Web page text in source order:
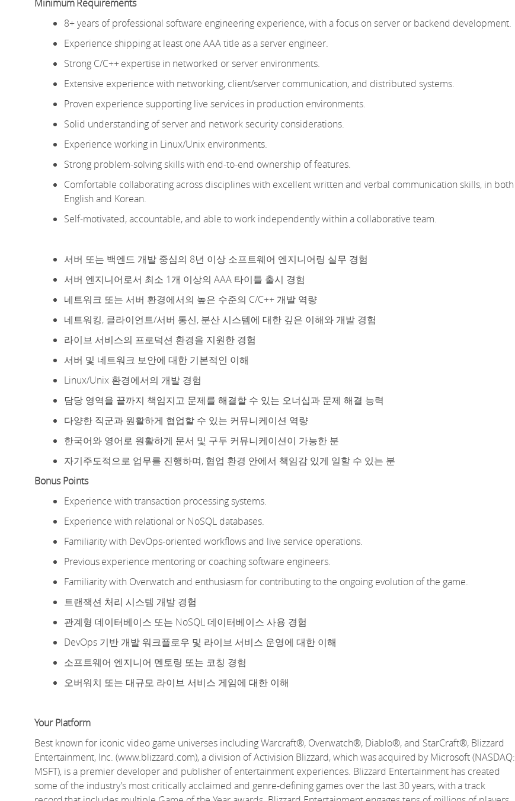
MinimumRequirements
8+ years of professional software engineering experience, with a focus on server or backend development.
Experience shipping at least one AAA title as a server engineer.
Strong C/C++expertise in networked or server environments.
Extensive experience with networking, client/server communication, and distributed systems.
Proven experience supporting live services in production environments.
Solid understanding of server and network security considerations.
Experience working in Linux/Unix environments.
Strong problem‑solvingskills with end‑to‑end ownership of features.
Comfortable collaborating across disciplines with excellent written and verbal communication skills, in both
English and Korean.
Self‑motivated, accountable, and able to work independently within a collaborative team.
서버 또는 백엔드 개발 중심의 8년 이상 소프트웨어 엔지니어링 실무 경험
서버 엔지니어로서 최소 1개 이상의 AAA 타이틀 출시 경험
네트워크 또는 서버 환경에서의 높은 수준의 C/C++ 개발 역량
네트워킹, 클라이언트/서버 통신, 분산 시스템에 대한 깊은 이해와 개발 경험
라이브 서비스의 프로덕션 환경을 지원한 경험
서버 및 네트워크 보안에 대한 기본적인 이해
Linux/Unix 환경에서의 개발 경험
담당 영역을 끝까지 책임지고 문제를 해결할 수 있는 오너십과 문제 해결 능력
다양한 직군과 원활하게 협업할 수 있는 커뮤니케이션 역량
한국어와 영어로 원활하게 문서 및 구두 커뮤니케이션이 가능한 분
자기주도적으로 업무를 진행하며, 협업 환경 안에서 책임감 있게 일할 수 있는 분
Bonus Points
Experience with transaction processing systems.
Experience with relational or NoSQL databases.
Familiarity with DevOps‑oriented workflows and live service operations.
Previousexperience mentoring or coaching software engineers.
Familiarity with Overwatch and enthusiasm for contributing to the ongoing evolution of the game.
트랜잭션 처리 시스템 개발 경험
관계형 데이터베이스 또는 NoSQL 데이터베이스 사용 경험
DevOps 기반 개발 워크플로우 및 라이브 서비스 운영에 대한 이해
소프트웨어 엔지니어 멘토링 또는 코칭 경험
오버워치 또는 대규모 라이브 서비스 게임에 대한 이해
Your Platform
Best known for iconic video game universes including Warcraft®, Overwatch®, Diablo®, and StarCraft®, Blizzard
Entertainment, Inc. (www.blizzard.com), a division of Activision Blizzard, which wasacquired by Microsoft (NASDAQ:
MSFT), is a premier developer and publisher of entertainment experiences. Blizzard Entertainment has created
some of the industry’s most critically acclaimed and genre-defining games over the last 30 years, witha track